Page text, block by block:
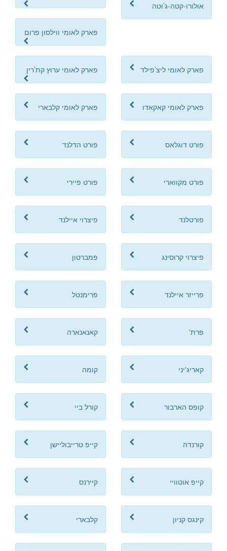
אולורו-קטה-ג’וטה
פארק לאומי ווילסון פרום
פארק לאומי ליצ’פילד פארק לאומי ערוץ קת’רין
פארק לאומי קאקאדו פארק לאומי קלבארי
פורט דוגלאס פורט הדלנד
פורט מקווארי פורט פיירי
פורטלנד פיצרוי איילנד
פיצרוי קרוסינג פמברטון
פרייזר איילנד פרימנטל
פרת' קאנאנארה
קאריג'יני קומה
קופס הארבור קורל ביי
קורנדה קייפ טרייבוליישן
קייפ אוטוויי קיירנס
קינגס קניון קלבארי